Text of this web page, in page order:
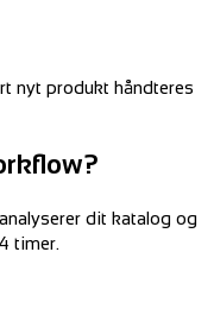
nyt produkt håndteres
dit katalog og
timer.